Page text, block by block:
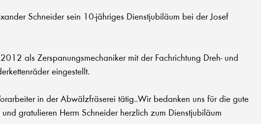
Schneider sein 10-jähriges Dienstjubiläum bei der Josef
als Zerspanungsmechaniker mit der Fachrichtung Dreh- und
eingestellt.
in der Abwälzfräserei tätig..Wir bedanken uns für die gute
gratulieren Herrn Schneider herzlich zum Dienstjubiläum